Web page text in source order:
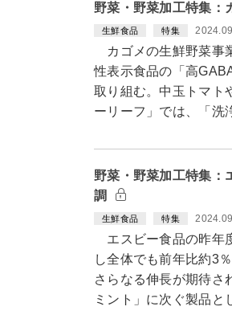
野菜・野菜加工特集
生鮮食品 特集
カゴメの生鮮野菜事
性表示食品の「高
取り組む。中玉トマ
ーリーフ」では、「
野菜・野菜加工特集
調
生鮮食品 特集
エスビー食品の昨年
し全体でも前年比約3
さらなる伸長が期待
ミント」に次ぐ製品